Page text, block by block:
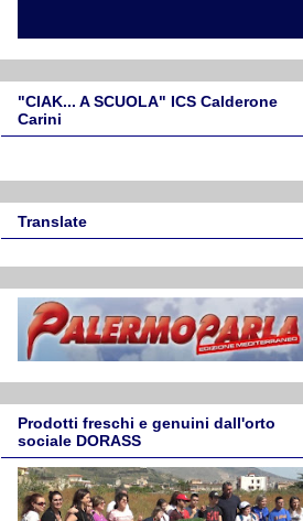
"CIAK... A SCUOLA" ICS Calderone
Carini
Translate
Prodotti freschi e genuini dall'orto
sociale DORASS